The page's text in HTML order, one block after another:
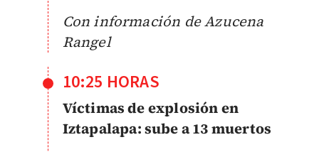
Con información de Azucena
Rangel
10:25 HORAS
Víctimas de explosión en
Iztapalapa: sube a 13 muertos